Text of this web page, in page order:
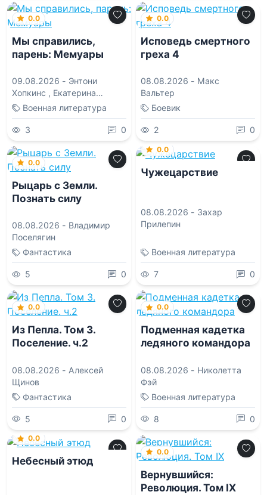
0.0
Мы справились,
парень: Мемуары
09.08.2026 - Энтони
Хопкинс , Екатерина
Иванкевич
Военная литература
3 0
0.0
Исповедь смертного
греха 4
08.08.2026 - Макс
Вальтер
Боевик
2 0
0.0
Рыцарь с Земли.
Познать силу
08.08.2026 - Владимир
Поселягин
Фантастика
5 0
0.0
Чужецарствие
08.08.2026 - Захар
Прилепин
Военная литература
7 0
0.0
Из Пепла. Том 3.
Поселение. ч.2
08.08.2026 - Алексей
Щинов
Фантастика
5 0
0.0
Подменная кадетка
ледяного командора
08.08.2026 - Николетта
Фэй
Военная литература
8 0
0.0
Небесный этюд
0.0
Вернувшийся:
Революция. Том IX